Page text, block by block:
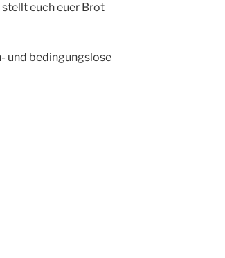
euch euer Brot
und bedingungslose